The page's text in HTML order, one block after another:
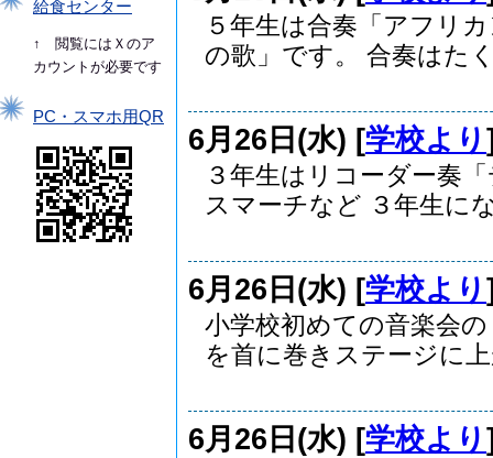
給食センター
↑ 閲覧にはＸのア
カウントが必要です
PC・スマホ用QR
５年生は合奏「アフリ
の歌」です。 合奏はた
6月26日(水) [学校より
３年生はリコーダー奏
スマーチなど ３年生に
6月26日(水) [学校より
小学校初めての音楽会
を首に巻きステージに
6月26日(水) [学校より